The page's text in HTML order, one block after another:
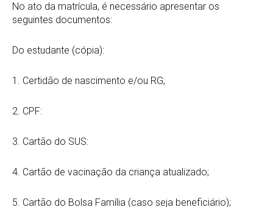
No ato da matrícula, é necessário apresentar os
seguintes documentos:
Do estudante (cópia):
1. Certidão de nascimento e/ou RG;
2. CPF:
3. Cartão do SUS:
4. Cartão de vacinação da criança atualizado;
5. Cartão do Bolsa Família (caso seja beneficiário);